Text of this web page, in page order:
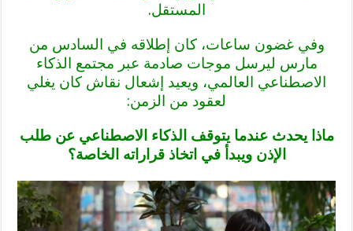
المستقل.
وفي غضون ساعات، كان إطلاقه في السادس من
مارس ليرسل موجات صادمة عبر مجتمع الذكاء
الاصطناعي العالمي، ويعيد إشعال نقاش كان يغلي
لعقود من الزمن:
ماذا يحدث عندما يتوقف الذكاء الاصطناعي عن طلب
الإذن ويبدأ في اتخاذ قراراته الخاصة؟